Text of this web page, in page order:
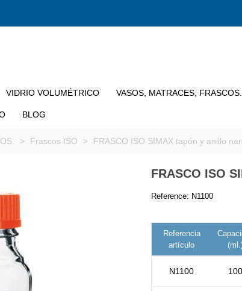
VIDRIO VOLUMÉTRICO VASOS, MATRACES, FRASCOS.
BLOG
> Frascos ISO > FRASCO ISO SIMAX tapón y anillo
FRASCO ISO
Reference: N1100
Referencia
artículo
N1100 100